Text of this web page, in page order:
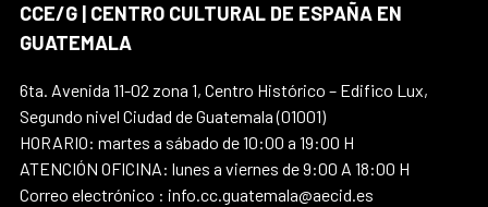
CCE/G | CENTRO CULTURAL DE ESPAÑA EN
GUATEMALA
6ta. Avenida 11-02 zona 1, Centro Histórico – Edifico Lux,
Segundo nivel Ciudad de Guatemala (01001)
HORARIO: martes a sábado de 10:00 a 19:00 H
ATENCIÓN OFICINA: lunes a viernes de 9:00 A 18:00 H
Correo electrónico : info.cc.guatemala@aecid.es